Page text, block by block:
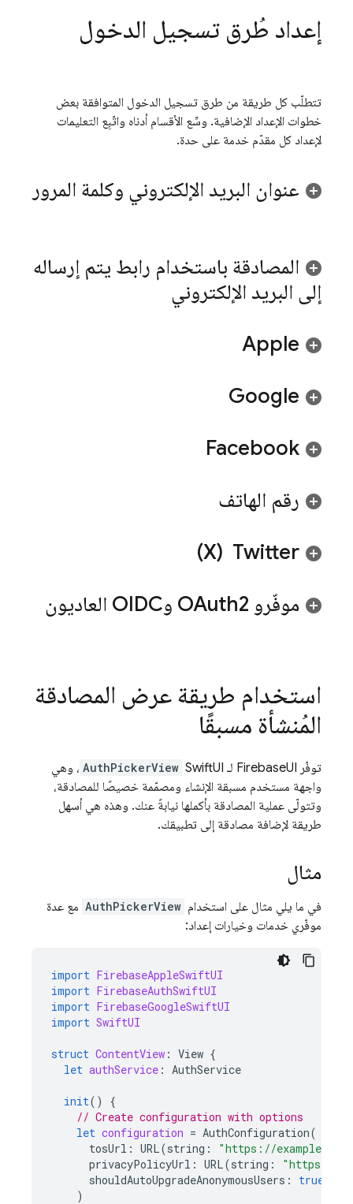
إعداد طُرق تسجيل الدخول
تتطلّب كل طريقة من طرق تسجيل الدخول المتوافقة بعض
خطوات الإعداد الإضافية. وسِّع الأقسام أدناه واتّبِع التعليمات
لإعداد كل مقدّم خدمة على حدة.
عنوان البريد الإلكتروني وكلمة المرور
المصادقة باستخدام رابط يتم إرساله
إلى البريد الإلكتروني
Apple
Google
Facebook
رقم الهاتف
‫Twitter ‏ (X)
موفّرو OAuth2 وOIDC العاديون
استخدام طريقة عرض المصادقة
المُنشأة مسبقًا
توفّر FirebaseUI لـ SwiftUI AuthPickerView ، وهي
واجهة مستخدم مسبقة الإنشاء ومصمّمة خصيصًا للمصادقة،
وتتولّى عملية المصادقة بأكملها نيابةً عنك. وهذه هي أسهل
طريقة لإضافة مصادقة إلى تطبيقك.
مثال
في ما يلي مثال على استخدام AuthPickerView مع عدة
موفّري خدمات وخيارات إعداد:
import FirebaseAppleSwiftUI
import FirebaseAuthSwiftUI
import FirebaseGoogleSwiftUI
import SwiftUI
struct ContentView : View {
let authService : AuthService
init()
{
// Create configuration with options
let configuration = AuthConfiguration(
tosUrl : URL(string :
"https://
privacyPolicyUrl : URL(string :
"https://
shouldAutoUpgradeAnonymousUsers :
true
)